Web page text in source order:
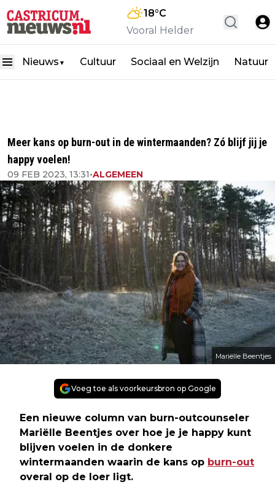
18°C
Vooral Helder
Nieuws ▼ Cultuur Sociaal en Welzijn Natuur
Meer kans op burn-out in de wintermaanden? Zó blijf jij je
happy voelen!
09 FEB 2023, 13:31•ALGEMEEN
Mariëlle Beentjes
Voeg toe als voorkeursbron op Google
Een nieuwe column van burn-outcounseler
Mariëlle Beentjes over hoe je je happy kunt
blijven voelen in de donkere
wintermaanden waarin de kans op burn-out
overal op de loer ligt.